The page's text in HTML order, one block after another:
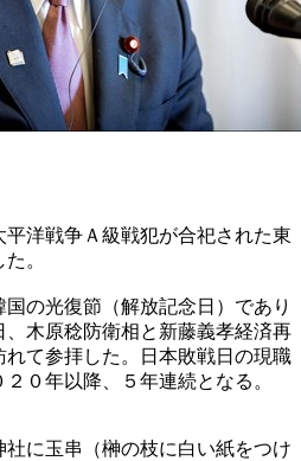
洋戦争Ａ級戦犯が合祀された東
。
の光復節（解放記念日）であり
、木原稔防衛相と新藤義孝経済再
て参拝した。日本敗戦日の現職
０年以降、５年連続となる。
に玉串（榊の枝に白い紙をつけ